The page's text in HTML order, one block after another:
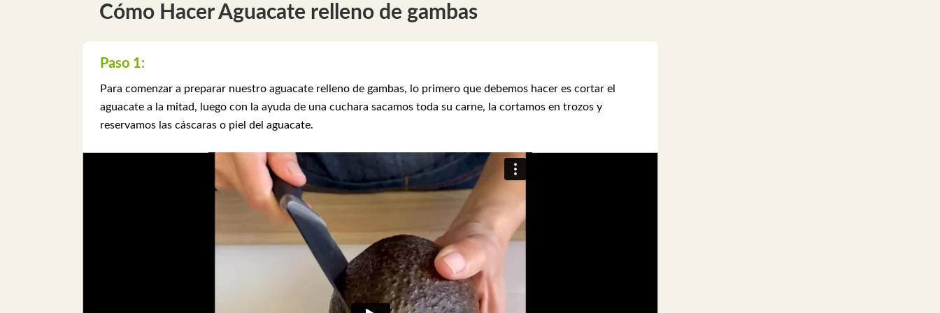
Cómo Hacer Aguacate relleno de gambas
Paso 1:
Para comenzar a preparar nuestro aguacate relleno de gambas, lo primero que debemos hacer es cortar el
aguacate a la mitad, luego con la ayuda de una cuchara sacamos toda su carne, la cortamos en trozos y
reservamos las cáscaras o piel del aguacate.